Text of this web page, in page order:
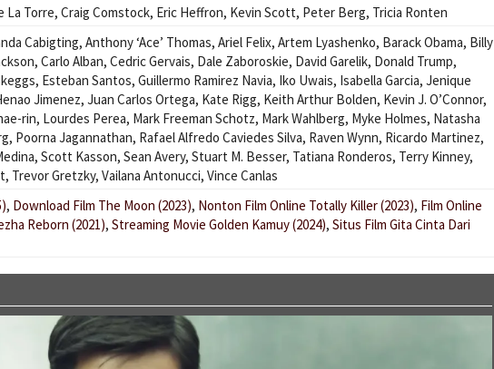
La Torre, Craig Comstock, Eric Heffron, Kevin Scott, Peter Berg, Tricia Ronten
Cabigting, Anthony ‘Ace’ Thomas, Ariel Felix, Artem Lyashenko, Barack Obama, Billy
, Carlo Alban, Cedric Gervais, Dale Zaboroskie, David Garelik, Donald Trump,
, Esteban Santos, Guillermo Ramirez Navia, Iko Uwais, Isabella Garcia, Jenique
Jimenez, Juan Carlos Ortega, Kate Rigg, Keith Arthur Bolden, Kevin J. O’Connor,
rin, Lourdes Perea, Mark Freeman Schotz, Mark Wahlberg, Myke Holmes, Natasha
, Poorna Jagannathan, Rafael Alfredo Caviedes Silva, Raven Wynn, Ricardo Martinez,
, Scott Kasson, Sean Avery, Stuart M. Besser, Tatiana Ronderos, Terry Kinney,
, Trevor Gretzky, Vailana Antonucci, Vince Canlas
, Download Film The Moon (2023), Nonton Film Online Totally Killer (2023), Film Online
Reborn (2021), Streaming Movie Golden Kamuy (2024), Situs Film Gita Cinta Dari